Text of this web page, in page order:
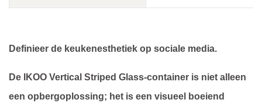
Definieer de keukenesthetiek op sociale media.
De IKOO Vertical Striped Glass-container is niet alleen
een opbergoplossing; het is een visueel boeiend